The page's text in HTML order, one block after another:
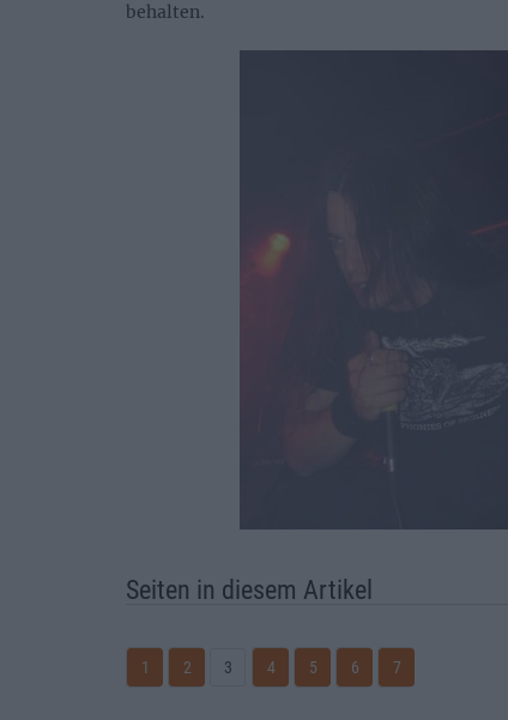
behalten.
Seiten in diesem Artikel
1 2 3 4 5 6 7